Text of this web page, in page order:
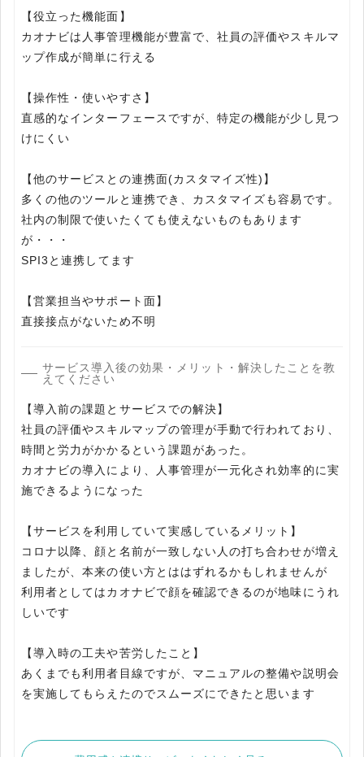
【役立った機能面】
カオナビは人事管理機能が豊富で、社員の評価やスキルマ
ップ作成が簡単に行える
【操作性・使いやすさ】
直感的なインターフェースですが、特定の機能が少し見つ
けにくい
【他のサービスとの連携面(カスタマイズ性)】
多くの他のツールと連携でき、カスタマイズも容易です。
社内の制限で使いたくても使えないものもあります
が・・・
SPI3と連携してます
【営業担当やサポート面】
直接接点がないため不明
サービス導入後の効果・メリット・解決したことを教
えてください
【導入前の課題とサービスでの解決】
社員の評価やスキルマップの管理が手動で行われており、
時間と労力がかかるという課題があった。
カオナビの導入により、人事管理が一元化され効率的に実
施できるようになった
【サービスを利用していて実感しているメリット】
コロナ以降、顔と名前が一致しない人の打ち合わせが増え
ましたが、本来の使い方とははずれるかもしれませんが
利用者としてはカオナビで顔を確認できるのが地味にうれ
しいです
【導入時の工夫や苦労したこと】
あくまでも利用者目線ですが、マニュアルの整備や説明会
を実施してもらえたのでスムーズにできたと思います